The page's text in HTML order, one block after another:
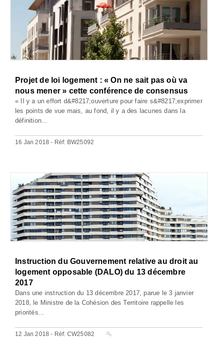
Projet de loi logement : « On ne sait pas où va
nous mener » cette conférence de consensus
« Il y a un effort d&#8217;ouverture pour faire s&#8217;exprimer
les points de vue mais, au fond, il y a des lacunes dans la
définition...
16 Jan 2018 - Réf: BW25092
Instruction du Gouvernement relative au droit au
logement opposable (DALO) du 13 décembre
2017
Dans une instruction du 13 décembre 2017, parue le 3 janvier
2018, le Ministre de la Cohésion des Territoire rappelle les
priorités...
12 Jan 2018 - Réf: CW25082